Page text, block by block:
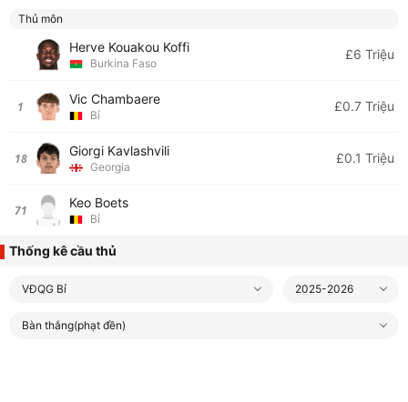
Thủ môn
Herve Kouakou Koffi
Burkina Faso
£6 Triệu
1 Vic Chambaere
Bỉ
£0.7 Triệu
18 Giorgi Kavlashvili
Georgia
£0.1 Triệu
71 Keo Boets
Bỉ
Thống kê cầu thủ
VĐQG Bỉ 2025-2026
Bàn thắng(phạt đền)